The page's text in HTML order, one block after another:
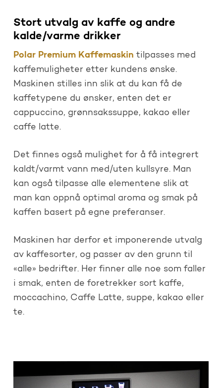
Stort utvalg av kaffe og andre
kalde/varme drikker
Polar Premium Kaffemaskin tilpasses med
kaffemuligheter etter kundens ønske.
Maskinen stilles inn slik at du kan få de
kaffetypene du ønsker, enten det er
cappuccino, grønnsakssuppe, kakao eller
caffe latte.
Det finnes også mulighet for å få integrert
kaldt/varmt vann med/uten kullsyre. Man
kan også tilpasse alle elementene slik at
man kan oppnå optimal aroma og smak på
kaffen basert på egne preferanser.
Maskinen har derfor et imponerende utvalg
av kaffesorter, og passer av den grunn til
«alle» bedrifter. Her finner alle noe som faller
i smak, enten de foretrekker sort kaffe,
moccachino, Caffe Latte, suppe, kakao eller
te.